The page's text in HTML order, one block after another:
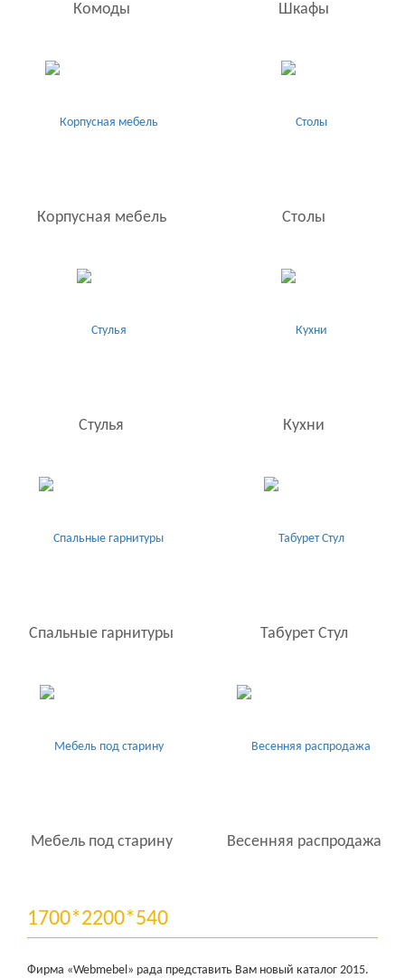
Комоды Шкафы
Корпусная мебель Столы
Стулья Кухни
Спальные гарнитуры Табурет Стул
Мебель под старину Весенняя распродажа
1700*2200*540
Фирма «Webmebel» рада представить Вам новый каталог 2015.